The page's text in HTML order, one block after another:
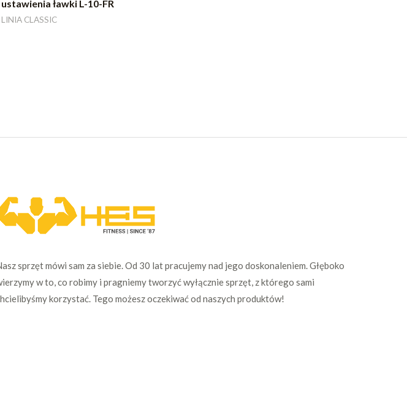
ustawienia ławki L-10-FR
LINIA CLASSIC
sprzęt mówi sam za siebie. Od 30 lat pracujemy nad jego doskonaleniem. Głęboko
w to, co robimy i pragniemy tworzyć wyłącznie sprzęt, z którego sami
korzystać. Tego możesz oczekiwać od naszych produktów!